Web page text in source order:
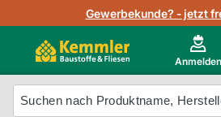
Gewerbekunde? - jetzt
Anmelden
Lagerbestand in Echtzeit
Nutzerverwaltung
Photovoltaik Konfigurator
Neu im Onlineshop?
Mein Konto